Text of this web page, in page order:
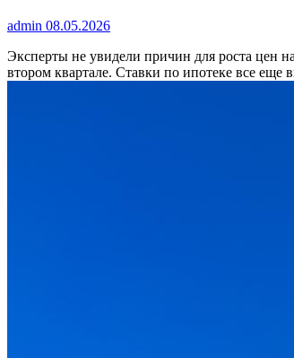
admin 08.05.2026
Эксперты не увидели причин для роста цен
втором квартале. Ставки по ипотеке все еще